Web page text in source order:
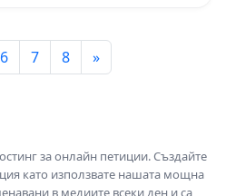
6 7 8 »
за онлайн петиции. Създайте
като използвате нашата мощна
в медиите всеки ден и са